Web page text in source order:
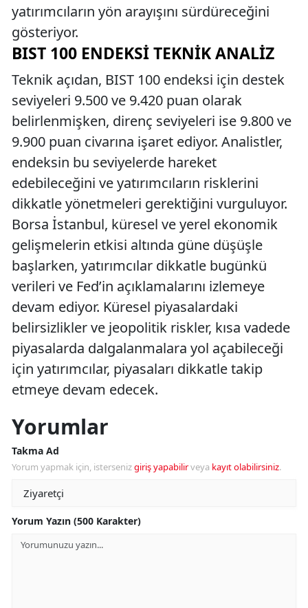
yatırımcıların yön arayışını sürdüreceğini
gösteriyor.
BIST 100 ENDEKSI TEKNIK ANALIZ
Teknik açıdan, BIST 100 endeksi için destek
seviyeleri 9.500 ve 9.420 puan olarak
belirlenmişken, direnç seviyeleri ise 9.800 ve
9.900 puan civarına işaret ediyor. Analistler,
endeksin bu seviyelerde hareket
edebileceğini ve yatırımcıların risklerini
dikkatle yönetmeleri gerektiğini vurguluyor.
Borsa İstanbul, küresel ve yerel ekonomik
gelişmelerin etkisi altında güne düşüşle
başlarken, yatırımcılar dikkatle bugünkü
verileri ve Fed’in açıklamalarını izlemeye
devam ediyor. Küresel piyasalardaki
belirsizlikler ve jeopolitik riskler, kısa vadede
piyasalarda dalgalanmalara yol açabileceği
için yatırımcılar, piyasaları dikkatle takip
etmeye devam edecek.
Yorumlar
Takma Ad
Yorum yapmak için, istersenizgiriş yapabilirveya kayıt olabilirsiniz.
Yorum Yazın (500 Karakter)